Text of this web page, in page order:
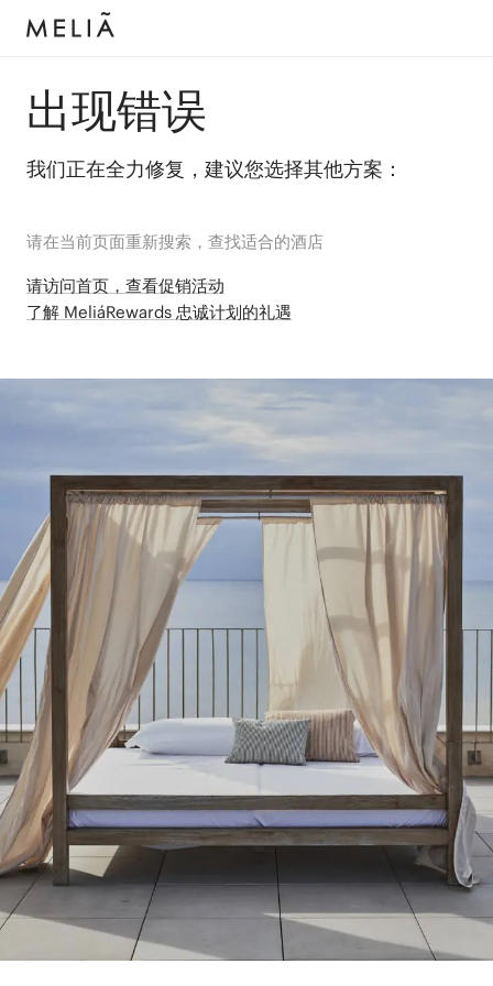
出现错误
我们正在全力修复，建议您选择其他方案：
请在当前页面重新搜索，查找适合的酒店
请访问首页，查看促销活动
了解 MeliáRewards 忠诚计划的礼遇